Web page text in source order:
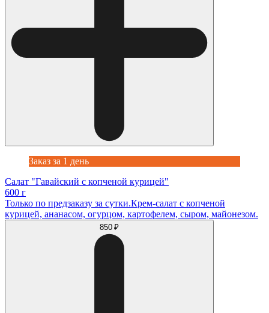
Заказ за 1 день
Салат "Гавайский с копченой курицей"
600 г
Только по предзаказу за сутки.Крем-салат с копченой
курицей, ананасом, огурцом, картофелем, сыром, майонезом.
850 ₽